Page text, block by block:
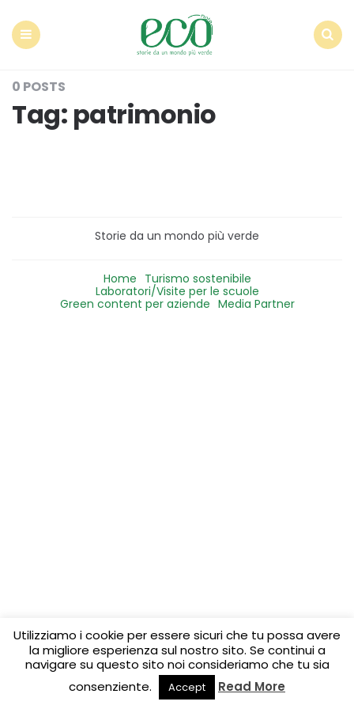
0 POSTS
Tag: patrimonio
Storie da un mondo più verde
Home Turismo sostenibile
Laboratori/Visite per le scuole
Green content per aziende Media Partner
Utilizziamo i cookie per essere sicuri che tu possa avere
la migliore esperienza sul nostro sito. Se continui a
navigare su questo sito noi consideriamo che tu sia
consenziente.
Accept Read More